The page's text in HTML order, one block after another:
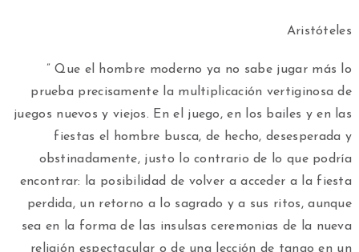
Aristóteles
” Que el hombre moderno ya no sabe jugar más lo
prueba precisamente la multiplicación vertiginosa de
juegos nuevos y viejos. En el juego, en los bailes y en las
fiestas el hombre busca, de hecho, desesperada y
obstinadamente, justo lo contrario de lo que podría
encontrar: la posibilidad de volver a acceder a la fiesta
perdida, un retorno a lo sagrado y a sus ritos, aunque
sea en la forma de las insulsas ceremonias de la nueva
religión espectacular o de una lección de tango en un